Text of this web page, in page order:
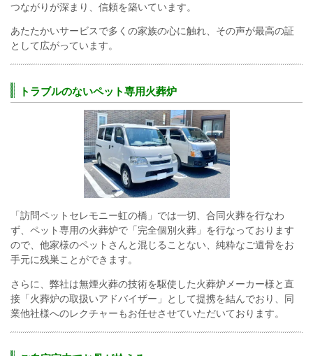
つながりが深まり、信頼を築いています。
あたたかいサービスで多くの家族の心に触れ、その声が最高の証
として広がっています。
トラブルのないペット専用火葬炉
「訪問ペットセレモニー虹の橋」では一切、合同火葬を行なわ
ず、 ペット専用の火葬炉で「完全個別火葬」を行なっております
ので、他家様のペットさんと混じることない、純粋なご遺骨をお
手元に残巣ことができます。
さらに、弊社は無煙火葬の技術を駆使した火葬炉メーカー様と直
接「火葬炉の取扱いアドバイザー」として提携を結んでおり、同
業他社様へのレクチャーもお任せさせていただいております。